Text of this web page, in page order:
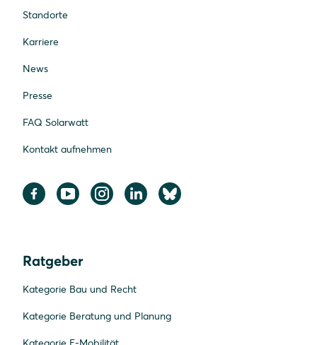
Standorte
Karriere
News
Presse
FAQ Solarwatt
Kontakt aufnehmen
Ratgeber
Kategorie Bau und Recht
Kategorie Beratung und Planung